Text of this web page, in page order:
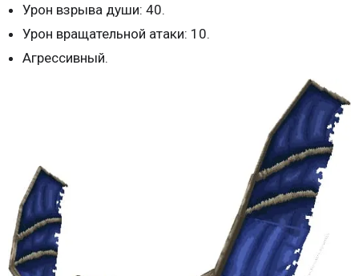
Урон взрыва души: 40.
Урон вращательной атаки: 10.
Агрессивный.